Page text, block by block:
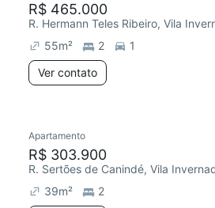
R$ 465.000
R. Hermann Teles Ribeiro, Vila
55m² 2
1
Ver contato
Apartamento
R$ 303.900
R. Sertões de Canindé, Vila
39m²
2